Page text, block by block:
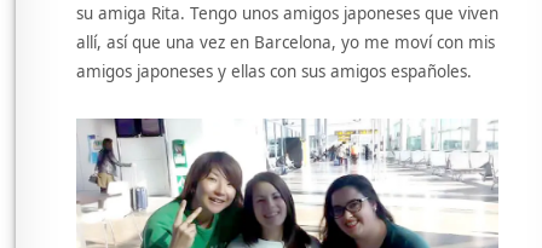
su amiga Rita. Tengo unos amigos japoneses que viven
allí, así que una vez en Barcelona, yo me moví con mis
amigos japoneses y ellas con sus amigos españoles.